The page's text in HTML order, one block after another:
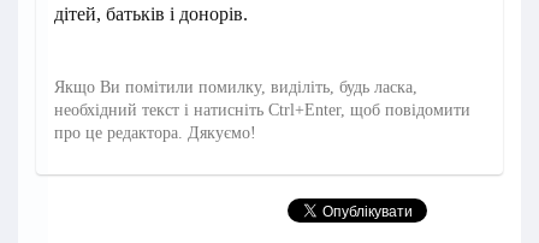
дітей, батьків і донорів.
Якщо Ви помітили помилку, виділіть, будь ласка,
необхідний текст і натисніть Ctrl+Enter, щоб повідомити
про це редактора. Дякуємо!